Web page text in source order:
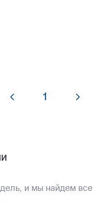
1
и мы найдем все